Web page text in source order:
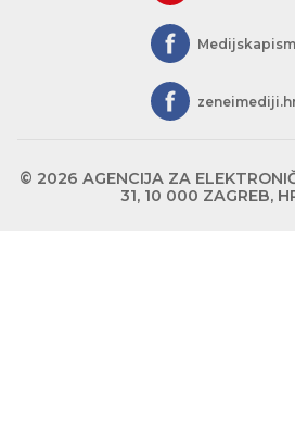
© 2026 AGENCIJA ZA
31, 10 000 ZAGREB,